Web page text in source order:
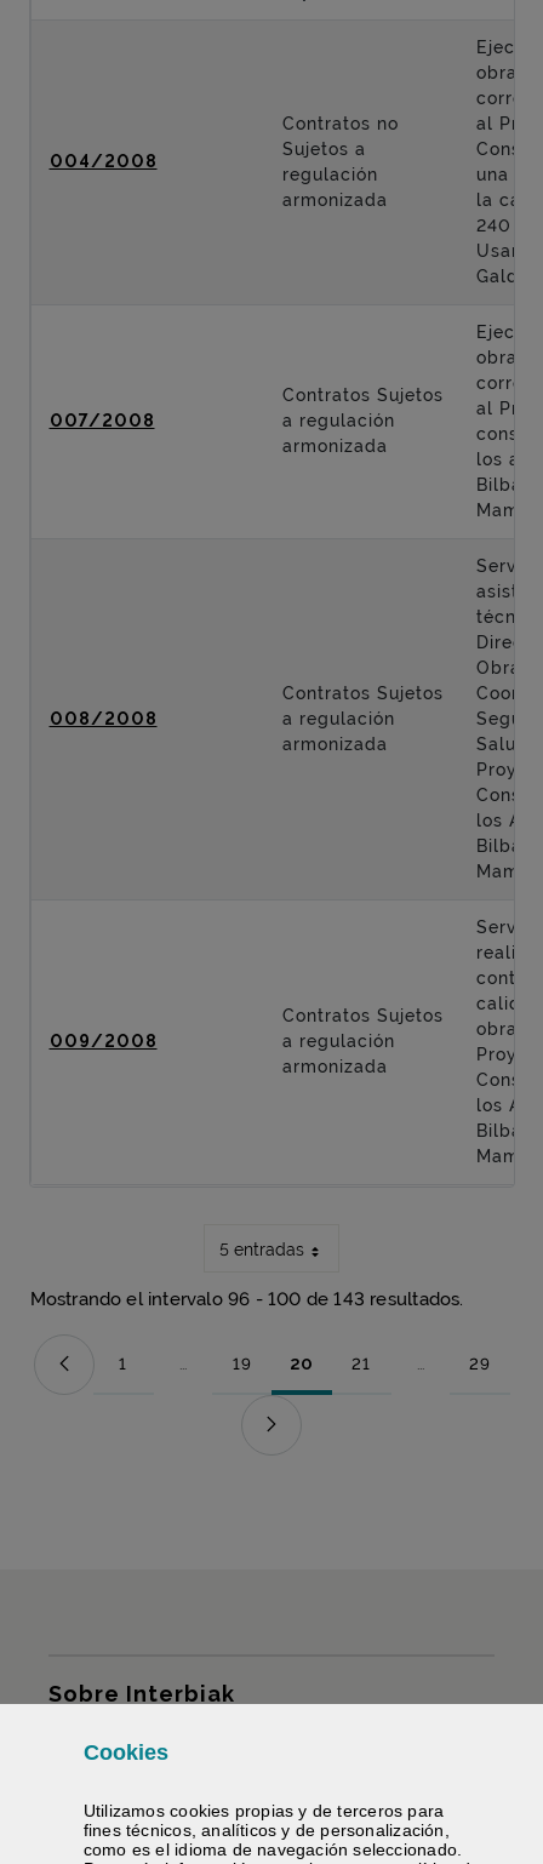
004/2008
Contratos no
Sujetos a
regulación
armonizada
obras
al
una
la
240 en
007/2008
Contratos Sujetos
a regulación
armonizada
obras
al
los
Bilbao
Mamés
008/2008
Contratos Sujetos
a regulación
armonizada
Obra y
Salud
los
Bilbao
Mamés
009/2008
Contratos Sujetos
a regulación
armonizada
obras
los
Bilbao
5 entradas
Mostrando el intervalo 96 - 100 de 143 resultados.
Página
1 ...
Páginas intermedias Use TAB para desplazarse.
Página
19 Página
20 Página
21 ...
Páginas Página
29
Sobre Interbiak
Infraestructuras y tarifas
Servicios
Cookies
Utilizamoscookies propias y de terceros para
fines técnicos, analíticos y de personalización,
como es el idioma de navegación seleccionado.